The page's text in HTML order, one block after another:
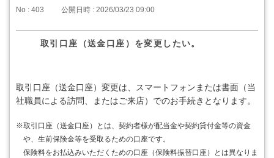
No : 403 公開日時 : 2026/03/23 09:00
取引口座（送金口座）を変更したい。
取引口座（送金口座）変更は、スマートフォンまたは書面（当
社職員による訪問、またはご来店）でのお手続きとなります。
※取引口座（送金口座）とは、契約者様が配当金や契約貸付金等の資金
や、生前保険金等を受取るための口座です。
保険料をお払込みいただくための口座（保険料振替口座）とは異なりま